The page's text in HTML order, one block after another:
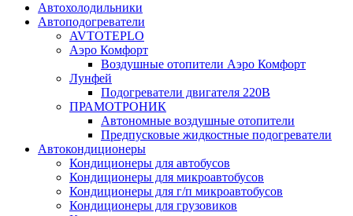
Автохолодильники
Автоподогреватели
AVTOTEPLO
Аэро Комфорт
Воздушные отопители Аэро Комфорт
Лунфей
Подогреватели двигателя 220В
ПРАМОТРОНИК
Автономные воздушные отопители
Предпусковые жидкостные подогреватели
Автокондиционеры
Кондиционеры для автобусов
Кондиционеры для микроавтобусов
Кондиционеры для г/п микроавтобусов
Кондиционеры для грузовиков